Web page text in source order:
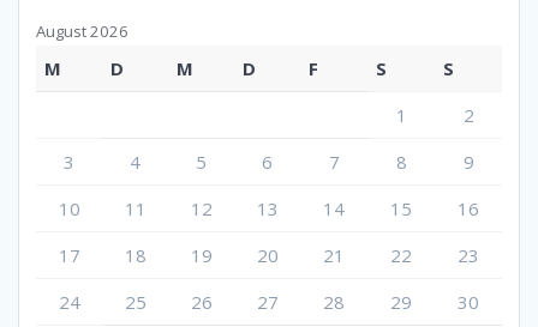
August 2026
M D M D F S
S
1
2
3
4 5 6 7 8
9
10
11 12 13 14 15
16
17
18 19 20 21 22
23
24
25 26 27 28 29
30